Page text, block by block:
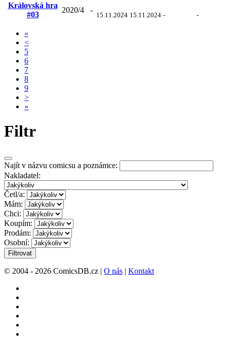
Královská hra
#03
2020/4 -
15.11.2024 15.11.2024 - -
«
<
5
6
7
8
9
>
»
Filtr
Najít v názvu comicsu a poznámce:
Nakladatel:
Četl/a:
Mám:
Chci:
Koupím:
Prodám:
Osobní:
Filtrovat
© 2004 - 2026 ComicsDB.cz | O nás | Kontakt